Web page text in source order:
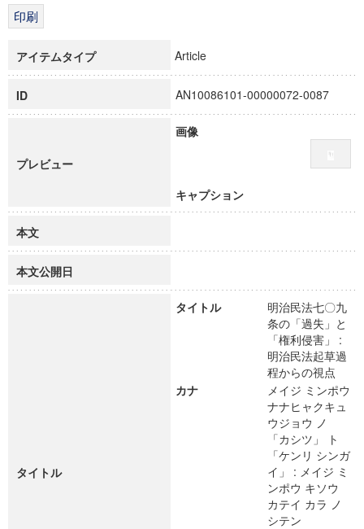
博士課程教育リーディングプログラム「超成熟社会発展のサ
アイテムタイプ Article
ID AN10086101-00000072-0087
プレビュー
画像
キャプション
本文
本文公開日
タイトル
タイトル
明治民法七〇九
条の「過失」と
「権利侵害」 :
明治民法起草過
程からの視点
カナ
メイジ ミンポウ
ナナヒャクキュ
ウジョウ ノ
「カシツ」 ト
「ケンリ シンガ
イ」 : メイジ ミ
ンポウ キソウ
カテイ カラ ノ
シテン